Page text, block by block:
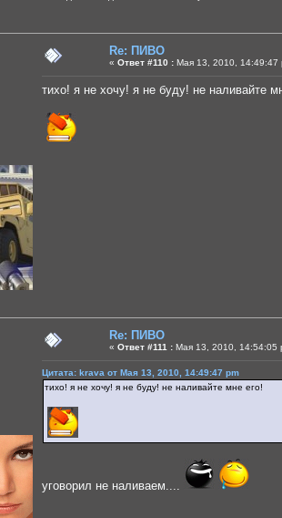
Re: ПИВО
« Ответ #110 : Мая 13, 2010, 14:49:47
тихо! я не хочу! я не буду! не наливайте
Re: ПИВО
« Ответ #111 : Мая 13, 2010, 14:54:05
Цитата: krava от Мая 13, 2010, 14:49:47 pm
тихо! я не хочу! я не буду! не наливайте мне его!
уговорил не наливаем....